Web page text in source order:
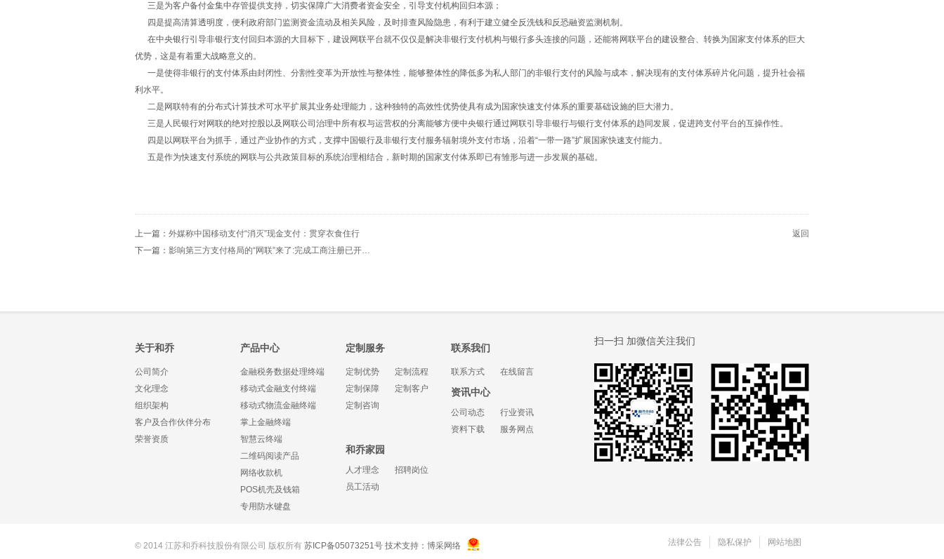
三是为客户备付金集中存管提供支持，切实保障广大消费者资金安全，引导支付机构回归本源；
四是提高清算透明度，便利政府部门监测资金流动及相关风险，及时排查风险隐患，有利于建立健全反洗钱和反恐融资监测机制。
在中央银行引导非银行支付回归本源的大目标下，建设网联平台就不仅仅是解决非银行支付机构与银行多头连接的问题，还能将网联平台的建设整合、转换为国家支付体系的巨大
优势，这是有着重大战略意义的。
一是使得非银行的支付体系由封闭性、分割性变革为开放性与整体性，能够整体性的降低多为私人部门的非银行支付的风险与成本，解决现有的支付体系碎片化问题，提升社会福
利水平。
二是网联特有的分布式计算技术可水平扩展其业务处理能力，这种独特的高效性优势使具有成为国家快速支付体系的重要基础设施的巨大潜力。
三是人民银行对网联的绝对控股以及网联公司治理中所有权与运营权的分离能够方便中央银行通过网联引导非银行与银行支付体系的趋同发展，促进跨支付平台的互操作性。
四是以网联平台为抓手，通过产业协作的方式，支撑中国银行及非银行支付服务辐射境外支付市场，沿着“一带一路”扩展国家快速支付能力。
五是作为快速支付系统的网联与公共政策目标的系统治理相结合，新时期的国家支付体系即已有雏形与进一步发展的基础。
返回
上一篇： 外媒称中国移动支付“消灭”现金支付：贯穿衣食住行
下一篇： 影响第三方支付格局的“网联”来了:完成工商注册已开…
关于和乔
公司简介
文化理念
组织架构
客户及合作伙伴分布
荣誉资质
产品中心
金融税务数据处理终端
移动式金融支付终端
移动式物流金融终端
掌上金融终端
智慧云终端
二维码阅读产品
网络收款机
POS机壳及钱箱
专用防水键盘
定制服务
定制优势
定制流程
定制保障
定制客户
定制咨询
联系我们
联系方式 在线留言
资讯中心
公司动态
行业资讯
资料下载
服务网点
和乔家园
人才理念
招聘岗位
员工活动
扫一扫 加微信关注我们
© 2014 江苏和乔科技股份有限公司 版权所有 苏ICP备05073251号 技术支持： 博采网络 网站地图
隐私保护
法律公告